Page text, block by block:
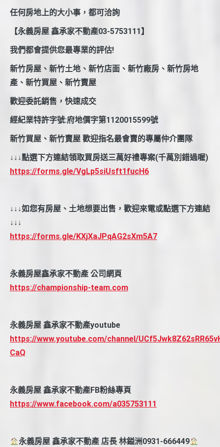
任何房地上的大小事，都可洽詢
【永義房屋 鑫承家不動產03-5753111】
我們都會提供您最專業的評估!
新竹房屋、新竹土地、新竹店面、新竹廠房、新竹房地
產、新竹買屋、新竹賣屋
歡迎委託銷售，快速成交
經紀業特許字號:府地價字第1120015599號
新竹買屋、新竹賣屋 歡迎指名最會賣的專屬仲介團隊
↓↓↓點選下方連結領取買房送三萬好禮專案(千萬別錯過喔)
https://forms.gle/VgLp5siUsft1fucH6
↓↓↓如您有房屋、土地想要出售，歡迎來電或點選下方連結
↓↓↓
https://forms.gle/KXjXaJPqAG2sXm5A7
永義房屋鑫承家不動產 公司網頁
https://championship-team.com
永義房屋 鑫承家不動產youtube
https://www.youtube.com/channel/
CaQ
永義房屋 鑫承家不動產FB粉絲專頁
https://www.facebook.com/a035753111
永義房屋 鑫承家不動產 店長 林鎰洲0931-666449